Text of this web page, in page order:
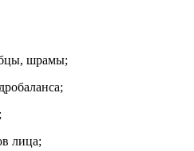
шрамы;
лица;